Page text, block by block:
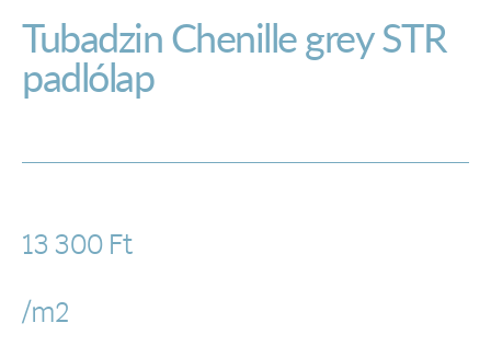
Tubadzin Chenille grey STR
padlólap
13 300 Ft
/m2